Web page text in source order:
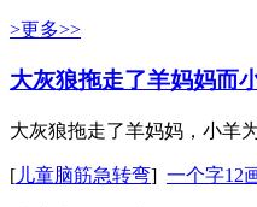
>更多>>
大灰狼拖走了羊妈妈而
大灰狼拖走了羊妈妈，小羊
[ 儿童脑筋急转弯] 一个字12